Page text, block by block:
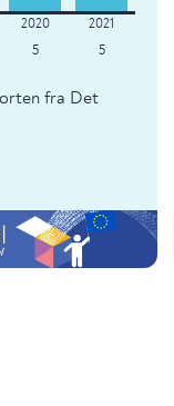
5 5
fra Det